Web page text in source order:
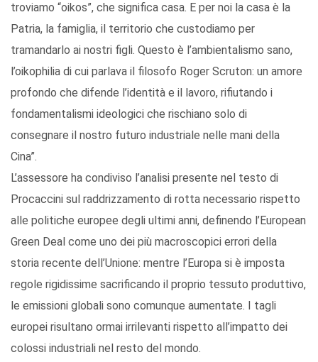
troviamo “oikos”, che significa casa. E per noi la casa è la
Patria, la famiglia, il territorio che custodiamo per
tramandarlo ai nostri figli. Questo è l’ambientalismo sano,
l’oikophilia di cui parlava il filosofo Roger Scruton: un amore
profondo che difende l’identità e il lavoro, rifiutando i
fondamentalismi ideologici che rischiano solo di
consegnare il nostro futuro industriale nelle mani della
Cina”.
L’assessore ha condiviso l’analisi presente nel testo di
Procaccini sul raddrizzamento di rotta necessario rispetto
alle politiche europee degli ultimi anni, definendo l’European
Green Deal come uno dei più macroscopici errori della
storia recente dell’Unione: mentre l’Europa si è imposta
regole rigidissime sacrificando il proprio tessuto produttivo,
le emissioni globali sono comunque aumentate. I tagli
europei risultano ormai irrilevanti rispetto all’impatto dei
colossi industriali nel resto del mondo.